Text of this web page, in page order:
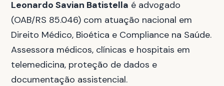
Leonardo Savian Batistella é advogado
(OAB/RS 85.046) com atuação nacional em
Direito Médico, Bioética e Compliance na Saúde.
Assessora médicos, clínicas e hospitais em
telemedicina, proteção de dados e
documentação assistencial.